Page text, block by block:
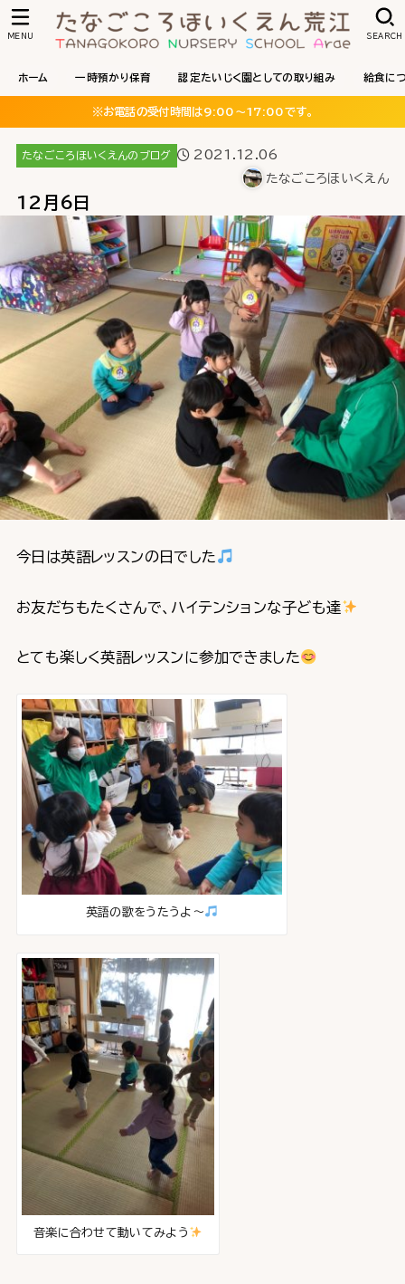
ホーム 一時預かり保育 認定たいじく園としての取り組み 給食に
SEARCH
MENU
※お電話の受付時間は9:00〜17:00です。
たなごころほいくえんのブログ
2021.12.06
たなごころほいくえん
12月6日
今日は英語レッスンの日でした
お友だちもたくさんで、ハイテンションな子ども達
とても楽しく英語レッスンに参加できました
英語の歌をうたうよ～
音楽に合わせて動いてみよう